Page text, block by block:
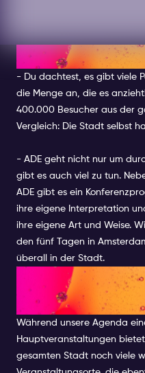
ADE-FAKTEN
- Du dachtest, es gibt viele
die Menge an, die es
400.000 Besucher aus der
Vergleich: Die Stadt selbst
- ADE geht nicht nur um
gibt es auch viel zu tun.
ADE gibt es ein
ihre eigene Interpretation
ihre eigene Art und Weise.
den fünf Tagen in
überall in der Stadt.
EXKLUSIVE
EIN AUGE
Während unsere Agenda
Hauptveranstaltungen
gesamten Stadt noch viele